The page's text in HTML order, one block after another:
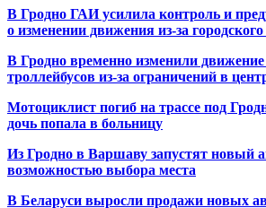
В Гродно ГАИ усилила контроль и
о изменении движения из-за
В Гродно временно изменили движение
троллейбусов из-за ограничений в
Мотоциклист погиб на трассе под
дочь попала в больницу
Из Гродно в Варшаву запустят новый
возможностью выбора места
В Беларуси выросли продажи новых